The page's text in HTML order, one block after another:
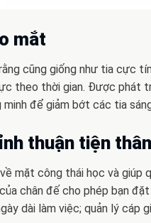
mắt
cũng giống như tia cực
theo thời gian. Được phát
để giảm bớt các tia
thuận tiện
mặt công thái học và giúp
chân đế cho phép bạn
dài làm việc; quản lý cáp